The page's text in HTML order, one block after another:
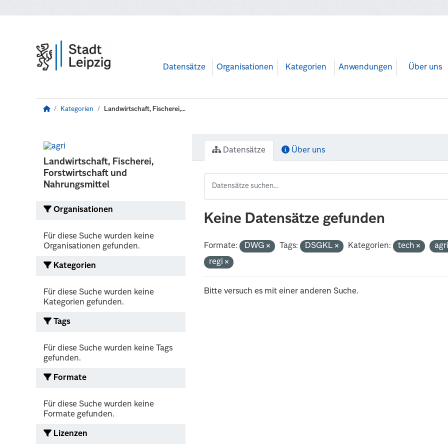
Datensätze Organisationen Kategorien Anwendungen Über uns
Kategorien Landwirtschaft, Fischerei,...
Landwirtschaft, Fischerei,
Forstwirtschaft und
Nahrungsmittel
Organisationen
Für diese Suche wurden keine
Organisationen gefunden.
Kategorien
Für diese Suche wurden keine
Kategorien gefunden.
Tags
Für diese Suche wurden keine Tags
gefunden.
Formate
Für diese Suche wurden keine
Formate gefunden.
Lizenzen
Datensätze Über uns
Keine Datensätze gefunden
Formate: DWG Tags: DSGKL Kategorien: tech
regi
Bitte versuch es mit einer anderen Suche.